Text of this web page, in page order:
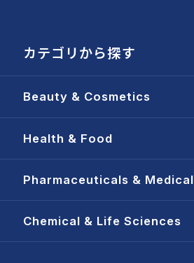
カテゴリから探す
Beauty & Cosmetics
Health & Food
Pharmaceuticals & Medical
Chemical & Life Sciences